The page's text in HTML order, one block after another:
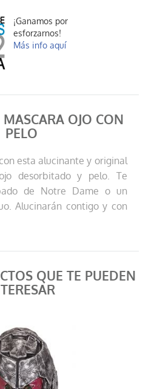
¡Ganamos por
esforzarnos!
Más info aquí
OJO CON
PELO
esta alucinante y original
desorbitado y pelo. Te
de Notre Dame o un
Alucinarán contigo y con
QUE TE PUEDEN